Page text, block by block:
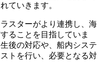
ていきます。
スターがより連携し、海
ることを目指していま
後の対応や、船内システ
トを行い、必要となる対